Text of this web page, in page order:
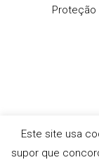
Proteção
Este site usa
supor que